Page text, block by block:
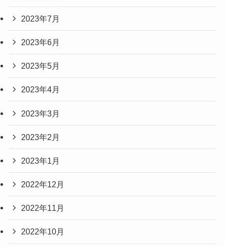
2023年7月
2023年6月
2023年5月
2023年4月
2023年3月
2023年2月
2023年1月
2022年12月
2022年11月
2022年10月